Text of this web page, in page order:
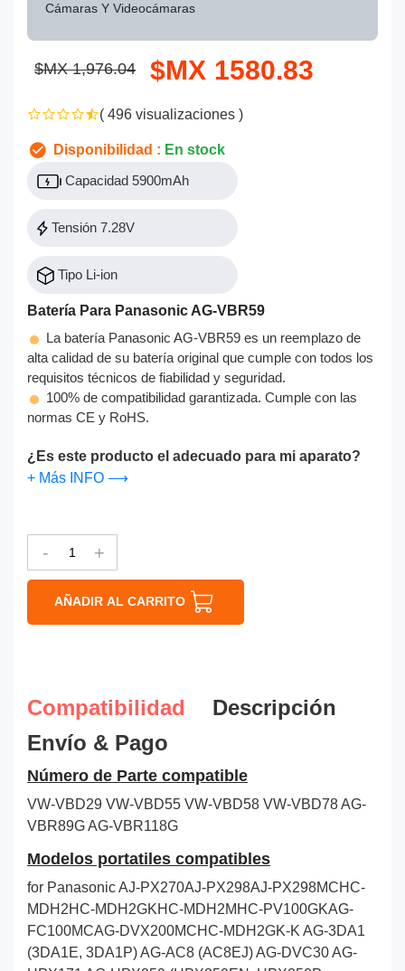
Cámaras Y Videocámaras
$MX 1,976.04 $MX 1580.83
( 496 visualizaciones )
Disponibilidad : En stock
Capacidad 5900mAh
Tensión 7.28V
Tipo Li-ion
Batería Para Panasonic AG-VBR59
La batería Panasonic AG-VBR59 es un reemplazo de
alta calidad de su batería original que cumple con todos los
requisitos técnicos de fiabilidad y seguridad.
100% de compatibilidad garantizada. Cumple con las
normas CE y RoHS.
¿Es este producto el adecuado para mi aparato?
+ Más INFO ⟶
- +
AÑADIR AL CARRITO
Compatibilidad
Descripción
Envío & Pago
Número de Parte compatible
VW-VBD29 VW-VBD55 VW-VBD58 VW-VBD78AG-
VBR89GAG-VBR118G
Modelos portatiles compatibles
for Panasonic AJ-PX270AJ-PX298AJ-PX298MCHC-
MDH2HC-MDH2GKHC-MDH2MHC-PV100GKAG-
FC100MCAG-DVX200MCHC-MDH2GK-K AG-3DA1
(3DA1E, 3DA1P) AG-AC8 (AC8EJ) AG-DVC30 AG-